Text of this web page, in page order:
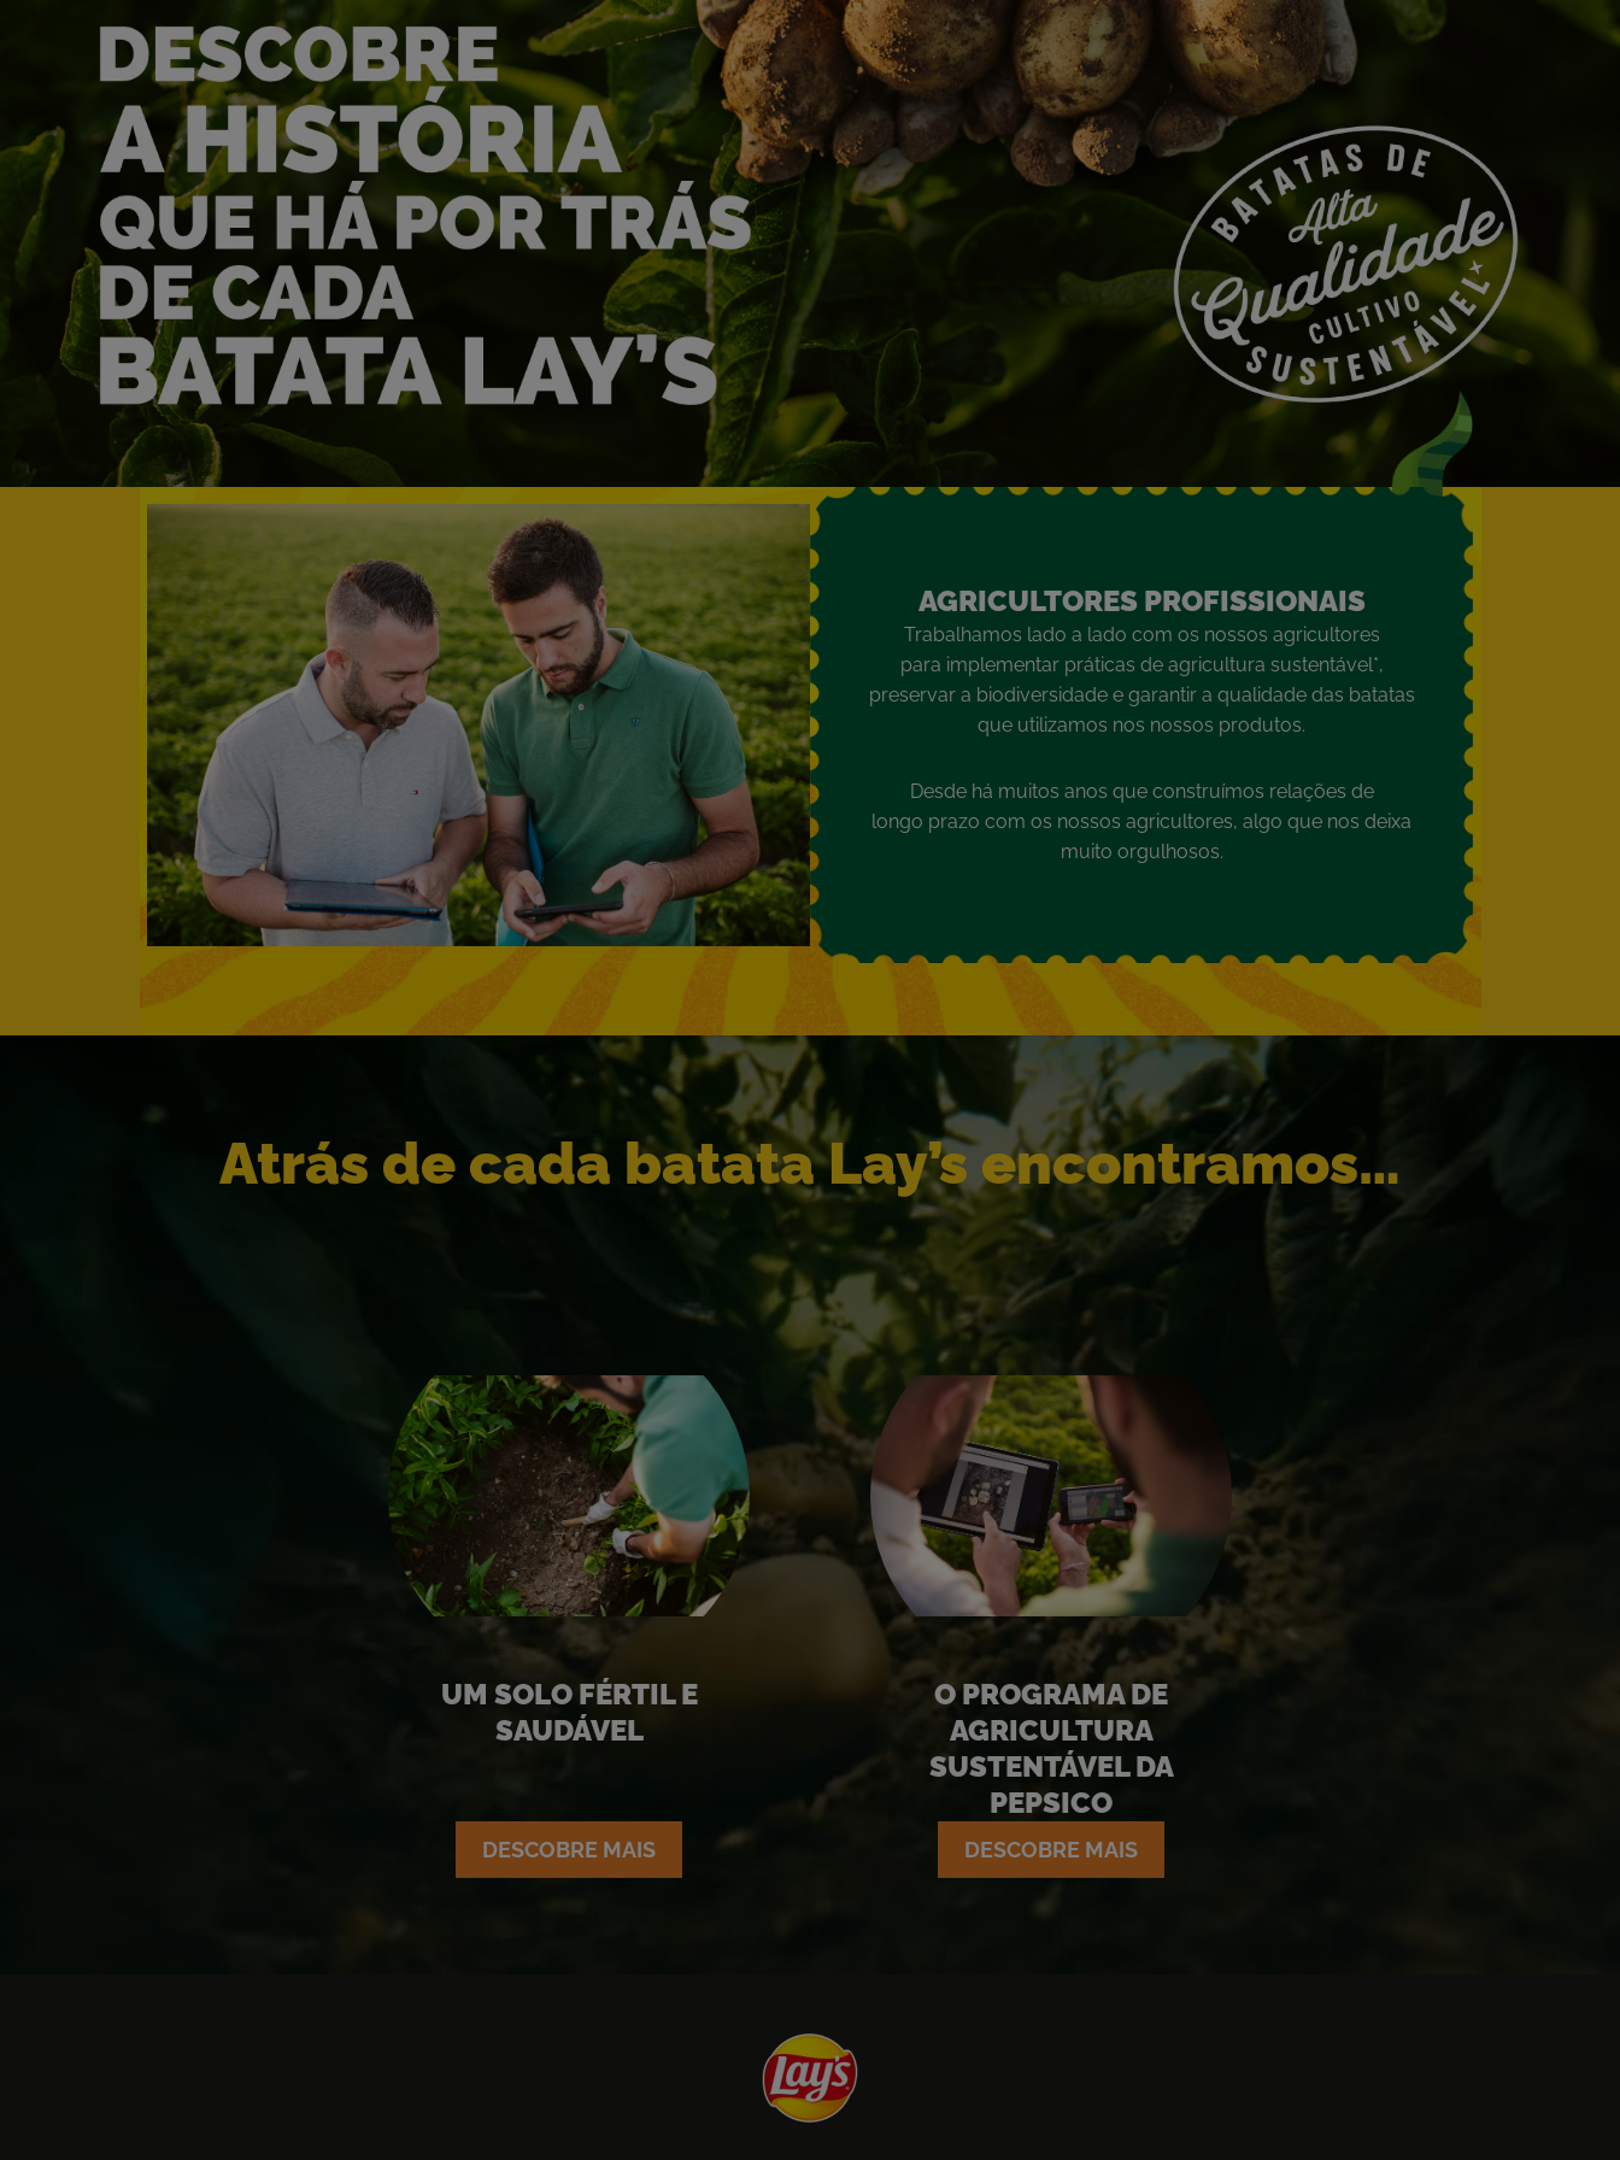
AGRICULTORES PROFISSIONAIS
Trabalhamos lado a lado com os nossos agricultores
para implementar práticas de agricultura sustentável*,
preservar a biodiversidade e garantir a qualidade das batatas
que utilizamos nos nossos produtos.​
Desde há muitos anos que construímos relações de
longo prazo com os nossos agricultores, algo que nos deixa
muito orgulhosos.
Atrás de cada batata Lay’s encontramos…​
UM SOLO FÉRTIL E
SAUDÁVEL
DESCOBRE MAIS
O PROGRAMA DE
AGRICULTURA
SUSTENTÁVEL DA
PEPSICO
DESCOBRE MAIS